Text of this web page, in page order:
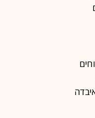
רווחים
איבדה